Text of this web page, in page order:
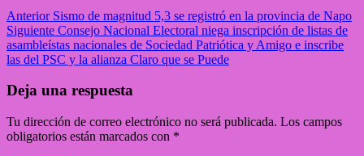
AnteriorSismo de magnitud 5,3 se registró en la provincia de Napo
Siguiente Consejo Nacional Electoral niega inscripción de listas de
asambleístas nacionales de Sociedad Patriótica y Amigo e inscribe
las del PSC y la alianza Claro que se Puede
Deja una respuesta
Tu dirección de correo electrónico no será publicada. Los campos
obligatorios están marcados con *